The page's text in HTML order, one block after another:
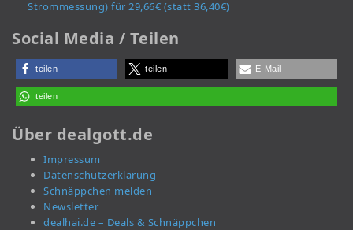
Strommessung) für 29,66€ (statt 36,40€)
Social Media / Teilen
teilen teilen E-Mail
teilen
Über dealgott.de
Impressum
Datenschutzerklärung
Schnäppchen melden
Newsletter
dealhai.de – Deals & Schnäppchen